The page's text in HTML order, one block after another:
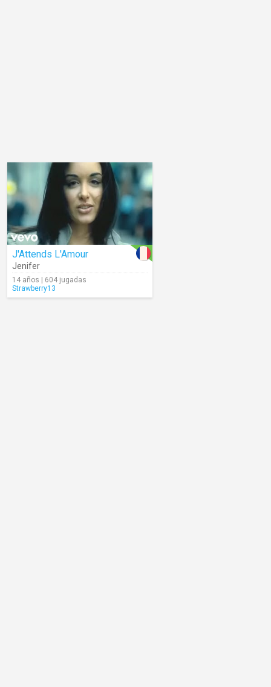
J'Attends L'Amour
Jenifer
14 años | 604 jugadas
Strawberry13